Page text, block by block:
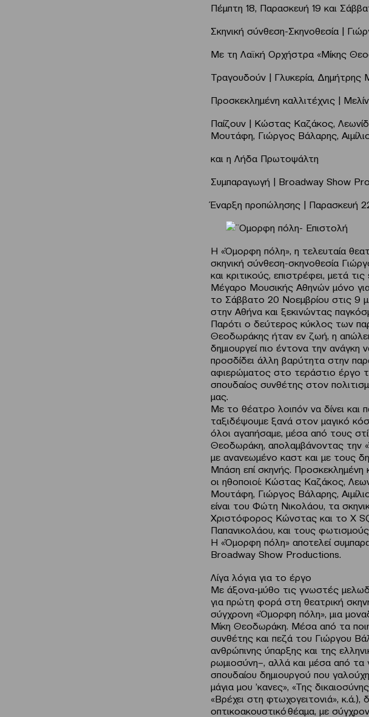
Πέμπτη 18, Παρασκευή 19 και
Σκηνική σύνθεση-Σκηνοθεσία |
Με τη Λαϊκή Ορχήστρα «Μίκης
Τραγουδούν | Γλυκερία, Δημήτρης
Προσκεκλημένη καλλιτέχνις |
Παίζουν | Κώστας Καζάκος,
Μουτάφη, Γιώργος Βάλαρης,
και η Λήδα Πρωτοψάλτη
Συμπαραγωγή | Broadway Show
Έναρξη προπώλησης | Παρασκευή
Η «Όμορφη πόλη», η τελευταία
σκηνική σύνθεση-σκηνοθεσία
και κριτικούς, επιστρέφει, μετά
Μέγαρο Μουσικής Αθηνών μόνο για
το Σάββατο 20 Νοεμβρίου στις 9
στην Αθήνα και ξεκινώντας
Παρότι ο δεύτερος κύκλος των
Θεοδωράκης ήταν εν ζωή, η
δημιουργεί πιο έντονα την ανάγκη
προσδίδει άλλη βαρύτητα στην
αφιερώματος στο τεράστιο έργο
σπουδαίος συνθέτης στον
μας.
Με το θέατρο λοιπόν να δίνει και
ταξιδέψουμε ξανά στον μαγικό
όλοι αγαπήσαμε, μέσα από τους
Θεοδωράκη, απολαμβάνοντας την
με ανανεωμένο καστ και με τους
Μπάση επί σκηνής. Προσκεκλημένη
οι ηθοποιοί: Κώστας Καζάκος,
Μουτάφη, Γιώργος Βάλαρης,
είναι του Φώτη Νικολάου, τα
Χριστόφορος Κώνστας και το X
Παπανικολάου, και τους
Η «Όμορφη πόλη» αποτελεί
Βroadway Show Productions.
Λίγα λόγια για το έργο
Με άξονα-μύθο τις γνωστές
για πρώτη φορά στη θεατρική
σύγχρονη «Όμορφη πόλη», μια
Μίκη Θεοδωράκη. Μέσα από τα
συνθέτης και πεζά του Γιώργου
ανθρώπινης ύπαρξης και της
ρωμιοσύνη–, αλλά και μέσα από τα
σπουδαίου δημιουργού που
μάγια μου ’κανες», «Της
«Βρέχει στη φτωχογειτονιά», κ.ά.),
οπτικοακουστικό θέαμα, με